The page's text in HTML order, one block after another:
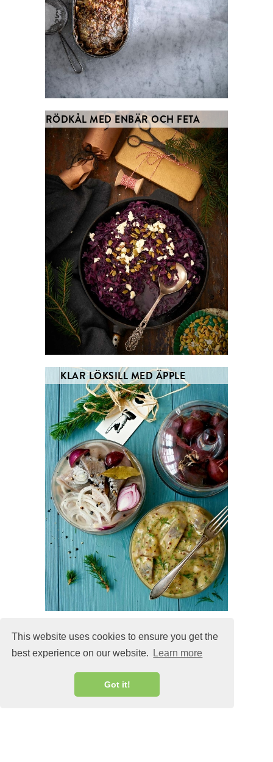
This website uses cookies to ensure you get the
best experience on our website.
Learn more
Got it!
RÖDKÅL MED ENBÄR OCH FETA
KLAR LÖKSILL MED ÄPPLE
MALIN@MALINLANDQVIST.SE